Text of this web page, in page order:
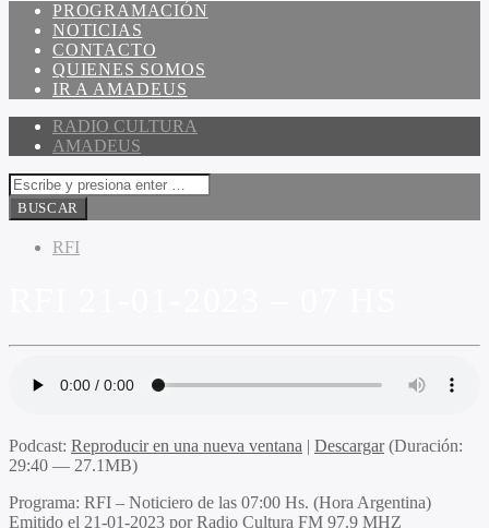
PROGRAMACIÓN
NOTICIAS
CONTACTO
QUIENES SOMOS
IR A AMADEUS
RADIO CULTURA
AMADEUS
RFI
Podcast: Reproducir en una nueva ventana | Descargar(Duración:
29:40 — 27.1MB)
Programa: RFI – Noticiero de las 07:00 Hs. (Hora Argentina)
Emitido el 21-01-2023 por Radio Cultura FM 97.9 MHZ